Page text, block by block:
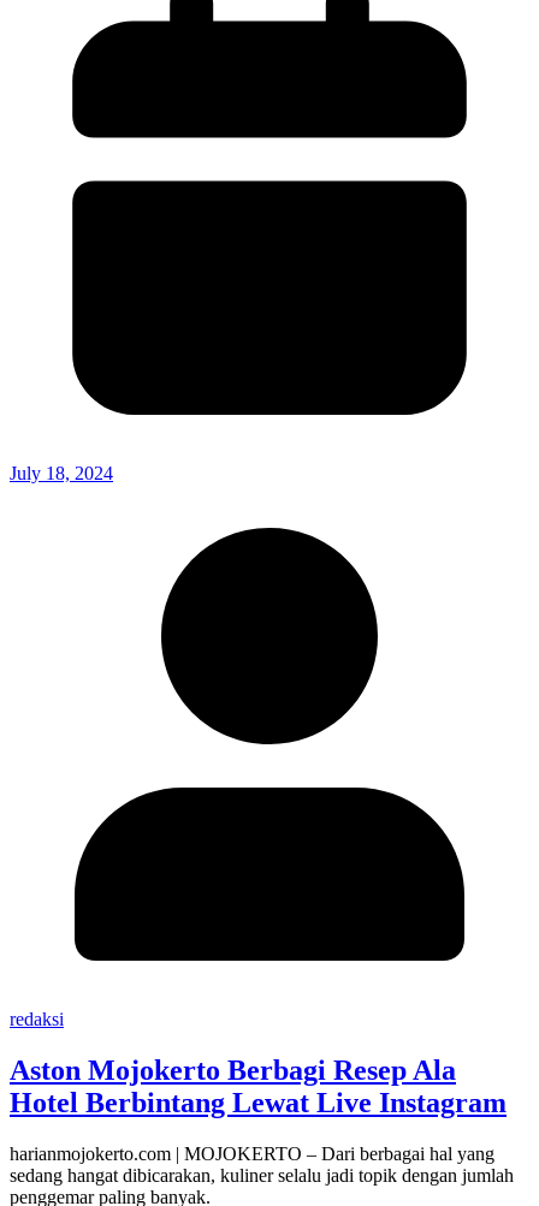
July 18, 2024
redaksi
Aston Mojokerto Berbagi Resep Ala
Hotel Berbintang Lewat Live Instagram
harianmojokerto.com | MOJOKERTO – Dari berbagai hal yang
sedang hangat dibicarakan, kuliner selalu jadi topik dengan jumlah
penggemar paling banyak.